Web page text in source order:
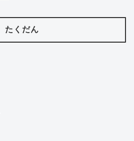
たくだん